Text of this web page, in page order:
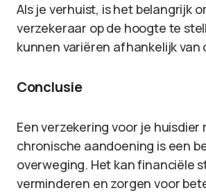
Als je verhuist, is het belangrijk
verzekeraar op de hoogte te
kunnen variëren afhankelijk van
Conclusie
Een verzekering voor je huisdier
chronische aandoening is een
overweging. Het kan financiële
verminderen en zorgen voor